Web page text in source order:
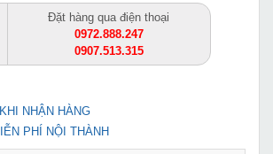
Đặt hàng qua điện thoại
0972.888.247
0907.513.315
NHẬN HÀNG
PHÍ NỘI THÀNH